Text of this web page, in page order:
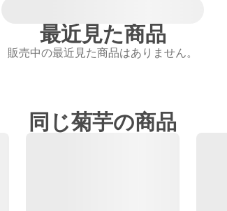
最近見た商品
販売中の最近見た商品はありません。
同じ菊芋の商品